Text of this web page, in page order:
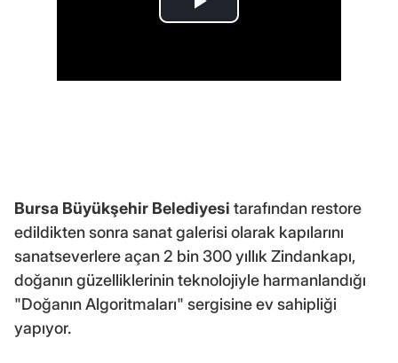
Bursa Büyükşehir Belediyesi tarafından restore
edildikten sonra sanat galerisi olarak kapılarını
sanatseverlere açan 2 bin 300 yıllık Zindankapı,
doğanın güzelliklerinin teknolojiyle harmanlandığı
"Doğanın Algoritmaları" sergisine ev sahipliği
yapıyor.